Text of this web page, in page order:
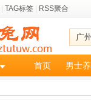
TAG标签 RSS聚合
广
首页 男士